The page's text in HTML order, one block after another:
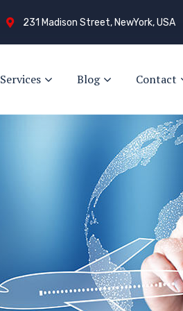
231 Madison Street, NewYork, USA
Services Blog Contact